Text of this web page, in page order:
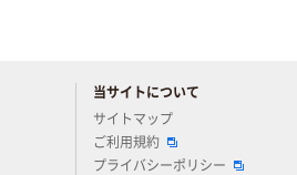
当サイトについて
サイトマップ
ご利用規約
プライバシーポリシー